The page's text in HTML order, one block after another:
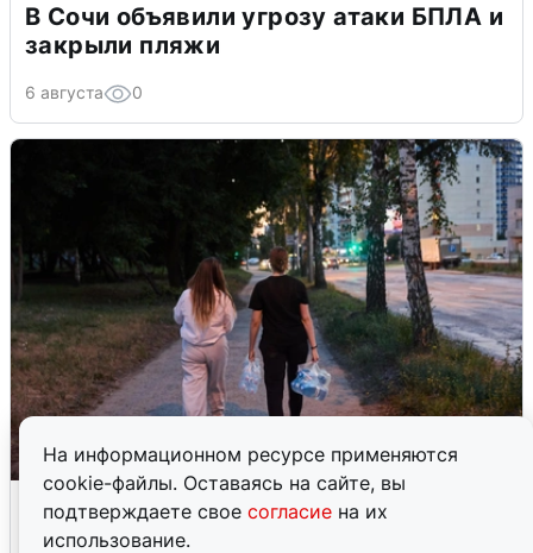
На информационном ресурсе применяются
cookie-файлы. Оставаясь на сайте, вы
подтверждаете свое согласие на их
использование.
В Сочи объявили угрозу атаки БПЛА и
закрыли пляжи
6 августа 0
Опубликована карта отключений
воды в Воронеже